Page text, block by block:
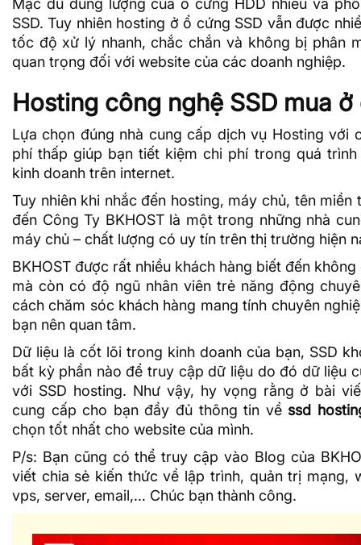
SSD. Tuy nhiên hosting ở ổ cứng SSD vẫn được
tốc độ xử lý nhanh, chắc chắn và không bị phân
quan trọng đối với website của các doanh nghiệp.
Hosting công nghệ SSD mua ở
Lựa chọn đúng nhà cung cấp dịch vụ Hosting với
phí thấp giúp bạn tiết kiệm chi phí trong quá
kinh doanh trên internet.
Tuy nhiên khi nhắc đến hosting, máy chủ, tên
đến Công Ty BKHOST là một trong những nhà
máy chủ – chất lượng có uy tín trên thị trường hiện
BKHOST được rất nhiều khách hàng biết đến
mà còn có độ ngũ nhân viên trẻ năng động
cách chăm sóc khách hàng mang tính chuyên
bạn nên quan tâm.
Dữ liệu là cốt lõi trong kinh doanh của bạn, SSD
bất kỳ phần nào để truy cập dữ liệu do đó dữ liệu
với SSD hosting. Như vậy, hy vọng rằng ở bài
cung cấp cho bạn đầy đủ thông tin về ssd
chọn tốt nhất cho website của mình.
P/s: Bạn cũng có thể truy cập vào Blog của
viết chia sẻ kiến thức về lập trình, quản trị mạng,
vps, server, email,… Chúc bạn thành công.